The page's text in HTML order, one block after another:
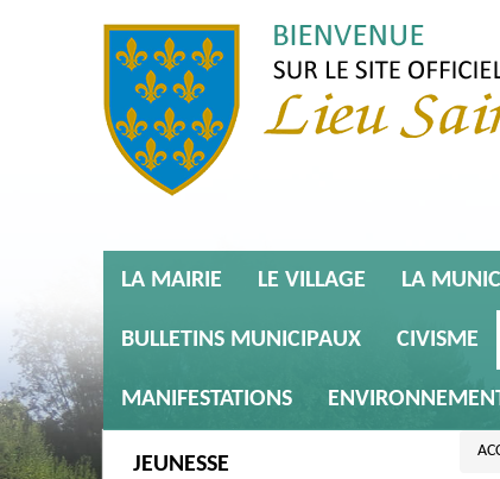
LA MAIRIE LE VILLAGE LA
BULLETINS MUNICIPAUX CIVISME
MANIFESTATIONS
JEUNESSE